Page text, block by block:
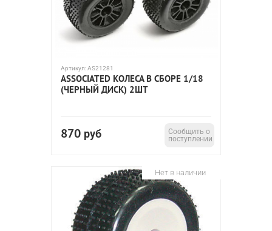
Артикул:AS21281
ASSOCIATED КОЛЕСА В СБОРЕ 1/18
(ЧЕРНЫЙ ДИСК) 2ШТ
870 руб
Сообщить о
поступлении
Нет в наличии